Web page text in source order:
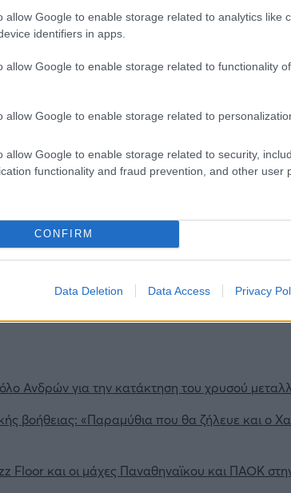
allow Google to enable storage related to analytics like
identifiers in apps.
allow Google to enable storage related to functionality
allow Google to enable storage related to
allow Google to enable storage related to security,
functionality and fraud prevention, and other user
CONFIRM
Data Deletion Data Access Privacy
τόνισε τα εξής: «Είμαι πολύ
της ομάδας και ελπίζω να κατακτήσουμε
Μάθε για όλους τουςlive αγώνες σήμερα
μέσα από το υπερπλήρες Πρόγραμμα TV
Ανδρών για την κατάκτηση του χρυσού
βοήθειας: «Παραμύθια που θα ζήλευε και ο
Floor και οι μάχες Παναθηναϊκου και ΠΑΟΚ